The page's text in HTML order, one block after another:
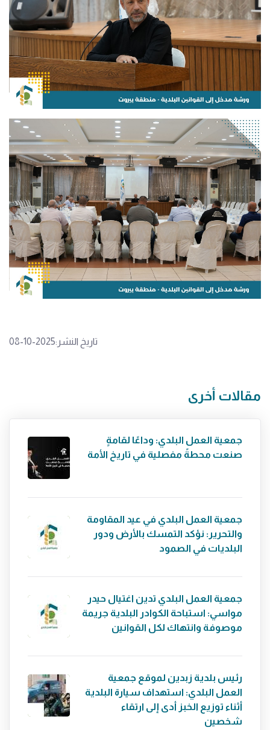
تاريخ النشر:2025-10-08
مقالات أخرى
جمعية العمل البلدي: وداعًا لقامةٍ
صنعت محطةً مفصلية في تاريخ الأمة
جمعية العمل البلدي في عيد المقاومة
والتحرير: نؤكد التمسك بالأرض ودور
البلديات في الصمود
جمعية العمل البلدي تدين اغتيال حيدر
مواسي: استباحة الكوادر البلدية جريمة
موصوفة وانتهاك لكل القوانين
رئيس بلدية زبدين لموقع جمعية
العمل البلدي: استهداف سيارة البلدية
أثناء توزيع الخبز أدى إلى ارتقاء
شخصين